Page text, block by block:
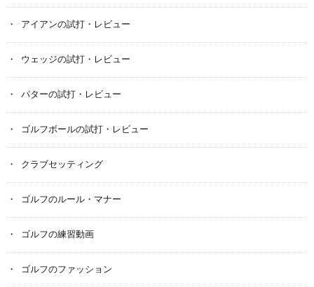
アイアンの試打・レビュー
ウェッジの試打・レビュー
パターの試打・レビュー
ゴルフボールの試打・レビュー
クラブセッティング
ゴルフのルール・マナー
ゴルフの練習動画
ゴルフのファッション